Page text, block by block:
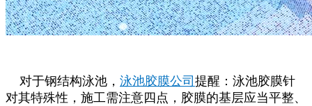
对于钢结构泳池， 泳池胶膜公司 提醒：泳池胶膜针
对其特殊性，施工需注意四点，胶膜的基层应当平整、